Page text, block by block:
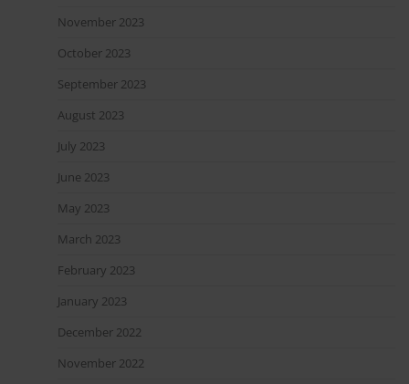
November 2023
October 2023
September 2023
August 2023
July 2023
June 2023
May 2023
March 2023
February 2023
January 2023
December 2022
November 2022